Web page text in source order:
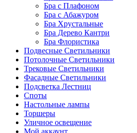
Бра с Плафоном
Бра с Абажуром
Бра Хрустальные
Бра Дерево Кантри
Бра Флористика
Подвесные Светильники
Потолочные Светильники
Трековые Светильники
Фасадные Светильники
Подсветка Лестниц
Споты
Настольные лампы
Торшеры
Уличное освещение
Мой аккаунт